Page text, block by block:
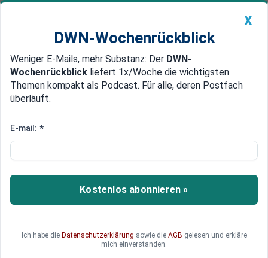
Newsticker MEIN DWN: Geldanlage Premium
Edelmetalle DWN-Magazin China
Die Bundesregierung macht
auf SPD verantwortlich
Im Januar des Vorjahres wurden die E-Mail-
Konten der SPD von Hackern attackiert. Die
die Schuld und droht mit Konsequenzen.
X
DWN-Wochenrückblick
Weniger E-Mails, mehr Substanz: Der DWN-
Wochenrückblick liefert 1x/Woche die wichtigsten
Themen kompakt als Podcast. Für alle, deren Postfach
überläuft.
E-mail: *
Kostenlos abonnieren »
Ich habe die Datenschutzerklärung sowie die AGB gelesen und erkläre
mich einverstanden.